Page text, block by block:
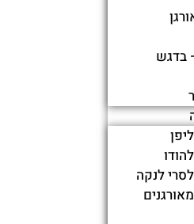
בדגש
לנקה
מים חיים
ים תיכוני
נחל זורם, ניקבת המים של עין
המים הקרירים וכל מי שיכנס